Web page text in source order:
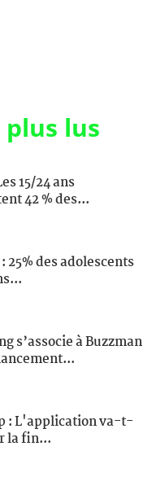
plus lus
15/24 ans
42 % des...
25% des adolescents
s’associe à Buzzman
: L'application va-t-
la fin...